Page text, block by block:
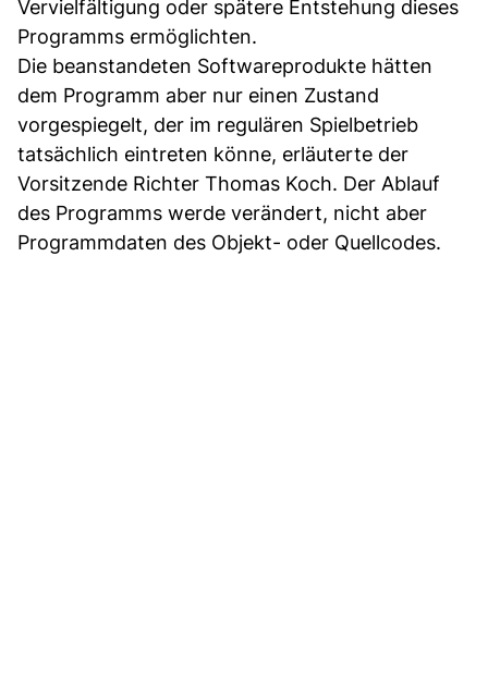
Vervielfältigung oder spätere Entstehung dieses
Programms ermöglichten.
Die beanstandeten Softwareprodukte hätten
dem Programm aber nur einen Zustand
vorgespiegelt, der im regulären Spielbetrieb
tatsächlich eintreten könne, erläuterte der
Vorsitzende Richter Thomas Koch. Der Ablauf
des Programms werde verändert, nicht aber
Programmdaten des Objekt- oder Quellcodes.